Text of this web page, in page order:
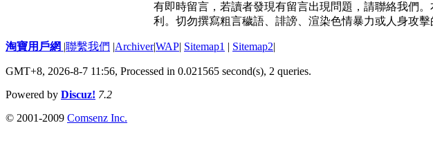
有即時留言，若讀者發現有留言出現問題，請聯絡我們
利。切勿撰寫粗言穢語、誹謗、渲染色情暴力或人身攻
淘寶用戶網 |聯繫我們 |Archiver|WAP| Sitemap1 | Sitemap2|
GMT+8, 2026-8-7 11:56, Processed in 0.021565 second(s), 2 queries.
Powered by Discuz! 7.2
© 2001-2009 Comsenz Inc.